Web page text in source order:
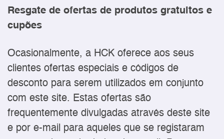
Resgate de ofertas de produtos gratuitos e
cupões
Ocasionalmente, a HCK oferece aos seus
clientes ofertas especiais e códigos de
desconto para serem utilizados em conjunto
com este site. Estas ofertas são
frequentemente divulgadas através deste site
e por e-mail para aqueles que se registaram